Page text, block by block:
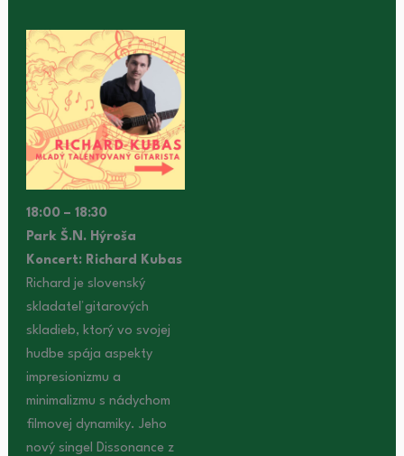
18:00 – 18:30
Park Š.N. Hýroša
Koncert: Richard Kubas
Richard je slovenský
skladateľ gitarových
skladieb, ktorý vo svojej
hudbe spája aspekty
impresionizmu a
minimalizmu s nádychom
filmovej dynamiky. Jeho
nový singel Dissonance z